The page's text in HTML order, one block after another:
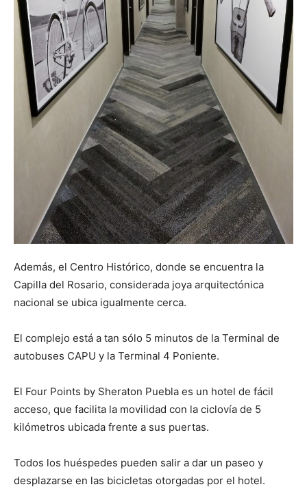
Además, el Centro Histórico, donde se encuentra la
Capilla del Rosario, considerada joya arquitectónica
nacional se ubica igualmente cerca.
El complejo está a tan sólo 5 minutos de la Terminal de
autobuses CAPU y la Terminal 4 Poniente.
El Four Points by Sheraton Puebla es un hotel de fácil
acceso, que facilita la movilidad con la ciclovía de 5
kilómetros ubicada frente a sus puertas.
Todos los huéspedes pueden salir a dar un paseo y
desplazarse en las bicicletas otorgadas por el hotel.